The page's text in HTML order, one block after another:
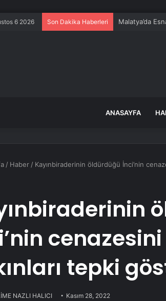
6 2026 Son Dakika Haberleri Malatya’da
ANASAYFA
/ Haber / Kayınbiraderinin öldürdüğü İnci’nin
cenazesini
tepki
NAZLI HALICI Kasım 28, 2022